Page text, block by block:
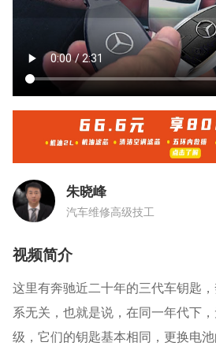
朱晓峰
汽车维修高级技工
视频简介
这里有奔驰近二十年的三代车钥匙
系无关，也就是说，在同一年代下
级，它们的钥匙基本相同，更换电池